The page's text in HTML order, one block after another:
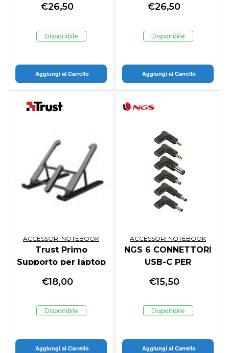
VENTOLE DI
XSTREAM BREEZE -
€26,50
Disponibile
Aggiungi al Carrello
DOPPIA VENTOLA
AZUL - NERO
€26,50
Disponibile
Aggiungi al Carrello
ACCESSORI NOTEBOOK
Trust Primo
Supporto per laptop
cm (16")
€18,00
Disponibile
Aggiungi al Carrello
ACCESSORI NOTEBOOK
NGS 6 CONNETTORI
USB-C PER
PORTATILE HP
€15,50
Disponibile
Aggiungi al Carrello